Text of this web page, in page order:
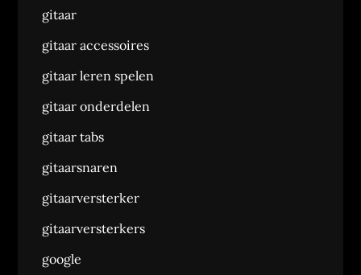
gitaar
gitaar accessoires
gitaar leren spelen
gitaar onderdelen
gitaar tabs
gitaarsnaren
gitaarversterker
gitaarversterkers
google